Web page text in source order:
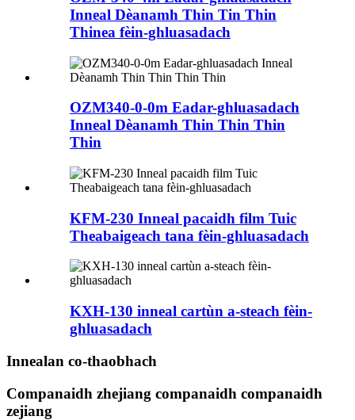
Inneal Dèanamh Thin Tin Thin
Thinea fèin-ghluasadach
OZM340-0-0m Eadar-ghluasadach
Inneal Dèanamh Thin Thin Thin
Thin
KFM-230 Inneal pacaidh film Tuic
Theabaigeach tana fèin-ghluasadach
KXH-130 inneal cartùn a-steach fèin-
ghluasadach
Innealan co-thaobhach
Companaidh zhejiang companaidh companaidh
zejiang